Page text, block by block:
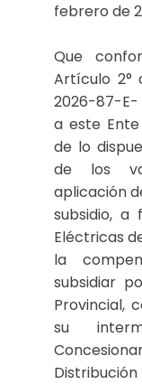
febrero de
Que
Artículo 2°
2026-87-E-
a este
de lo
de los
aplicación
subsidio, a
Eléctricas
la
subsidiar
Provincial,
su